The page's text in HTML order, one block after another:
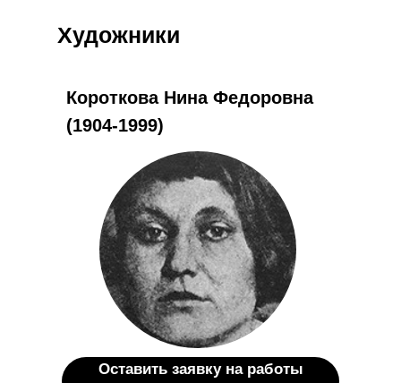
Художники
Короткова Нина Федоровна
(1904-1999)
Оставить заявку на работы